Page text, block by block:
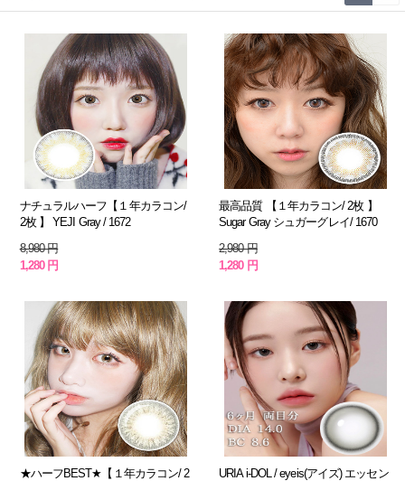
ナチュラルハーフ【１年カラコン/
2枚 】 YEJI Gray / 1672
8,980 円
1,280 円
最高品質 【１年カラコン/ 2枚 】
Sugar Gray シュガーグレイ/ 1670
2,980 円
1,280 円
★ハーフBEST★【１年カラコン/ 2
URIA i-DOL / eyeis(アイズ) エッセン